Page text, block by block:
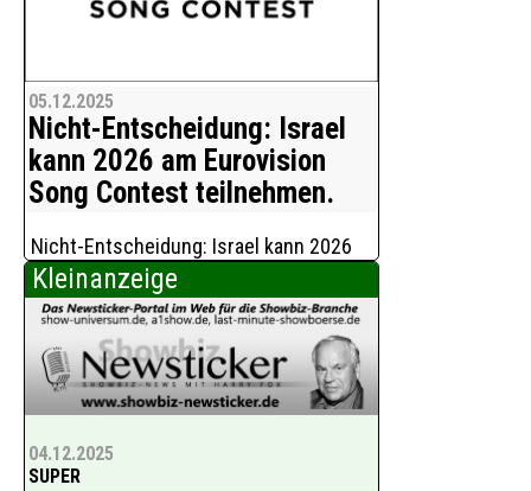
05.12.2025
Nicht-Entscheidung: Israel
kann 2026 am Eurovision
Song Contest teilnehmen.
Nicht-Entscheidung: Israel kann 2026
am Eurovision Song Contest
teilnehmen. Spanien, die Niederlande,
Irland und Slowenien sagen daraufhin
ihre Teilnahme ab, weitere Länder
erwägen einen Boykott. Di
Kleinanzeige
04.12.2025
SUPER